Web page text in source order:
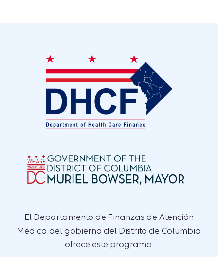
El Departamento de Finanzas de Atención
Médica del gobierno del Distrito de Columbia
ofrece este programa.